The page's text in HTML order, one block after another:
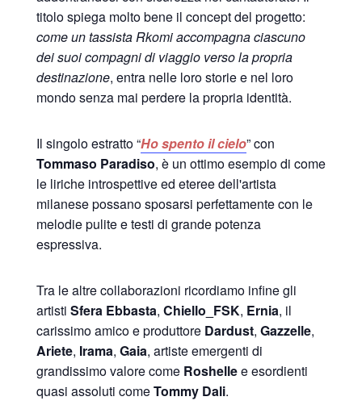
titolo spiega molto bene il concept del progetto:
come un tassista Rkomi accompagna ciascuno
dei suoi compagni di viaggio verso la propria
destinazione, entra nelle loro storie e nel loro
mondo senza mai perdere la propria identità.
Il singolo estratto “Ho spento il cielo” con
Tommaso Paradiso, è un ottimo esempio di come
le liriche introspettive ed eteree dell'artista
milanese possano sposarsi perfettamente con le
melodie pulite e testi di grande potenza
espressiva.
Tra le altre collaborazioni ricordiamo infine gli
artisti Sfera Ebbasta, Chiello_FSK, Ernia, il
carissimo amico e produttore Dardust, Gazzelle,
Ariete, Irama, Gaia, artiste emergenti di
grandissimo valore comeRoshellee esordienti
quasi assoluti comeTommy Dali.